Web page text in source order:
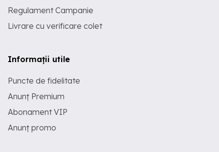
Regulament Campanie
Livrare cu verificare colet
Informații utile
Puncte de fidelitate
Anunț Premium
Abonament VIP
Anunț promo